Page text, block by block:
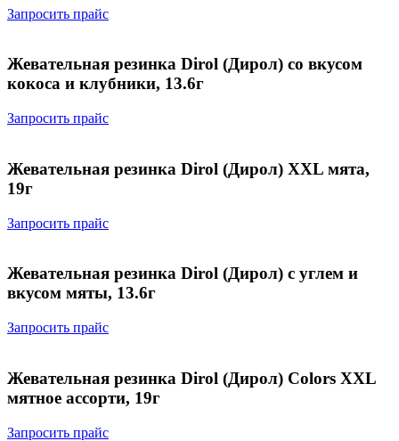
Запросить прайс
Жевательная резинка Dirol (Дирол) со вкусом
кокоса и клубники, 13.6г
Запросить прайс
Жевательная резинка Dirol (Дирол) XXL мята,
19г
Запросить прайс
Жевательная резинка Dirol (Дирол) с углем и
вкусом мяты, 13.6г
Запросить прайс
Жевательная резинка Dirol (Дирол) Colors XXL
мятное ассорти, 19г
Запросить прайс